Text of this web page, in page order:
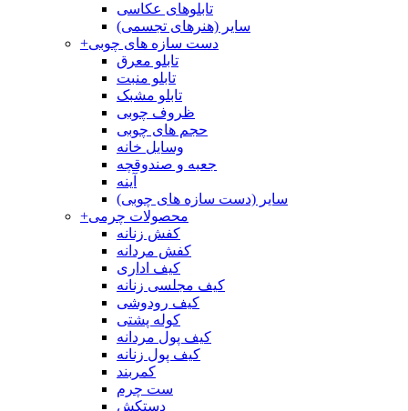
تابلوهای عکاسی
سایر (هنرهای تجسمی)
+دست سازه های چوبی
تابلو معرق
تابلو منبت
تابلو مشبک
ظروف چوبی
حجم های چوبی
وسایل خانه
جعبه و صندوقچه
آینه
سایر (دست سازه های چوبی)
+محصولات چرمی
کفش زنانه
کفش مردانه
کیف اداری
کیف مجلسی زنانه
کیف رودوشی
کوله پشتی
کیف پول مردانه
کیف پول زنانه
کمربند
ست چرم
دستکش